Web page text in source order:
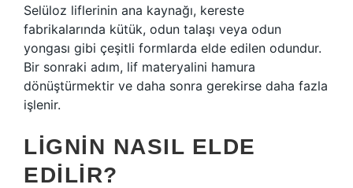
Selüloz liflerinin ana kaynağı, kereste
fabrikalarında kütük, odun talaşı veya odun
yongası gibi çeşitli formlarda elde edilen odundur.
Bir sonraki adım, lif materyalini hamura
dönüştürmektir ve daha sonra gerekirse daha fazla
işlenir.
LIGNIN NASIL ELDE
EDILIR?